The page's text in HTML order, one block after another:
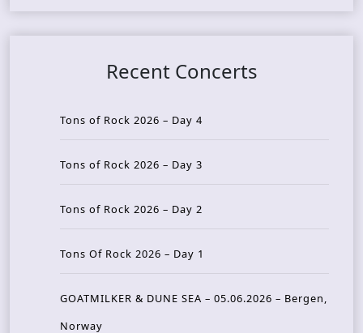
Recent Concerts
Tons of Rock 2026 – Day 4
Tons of Rock 2026 – Day 3
Tons of Rock 2026 – Day 2
Tons Of Rock 2026 – Day 1
GOATMILKER & DUNE SEA – 05.06.2026 – Bergen,
Norway